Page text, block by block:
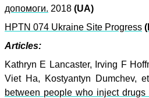
допомоги. 2018 (UA)
HPTN 074 Ukraine Site Progress
Articles:
Kathryn E Lancaster, Irving F
Viet Ha, Kostyantyn Dumchev,
between people who inject